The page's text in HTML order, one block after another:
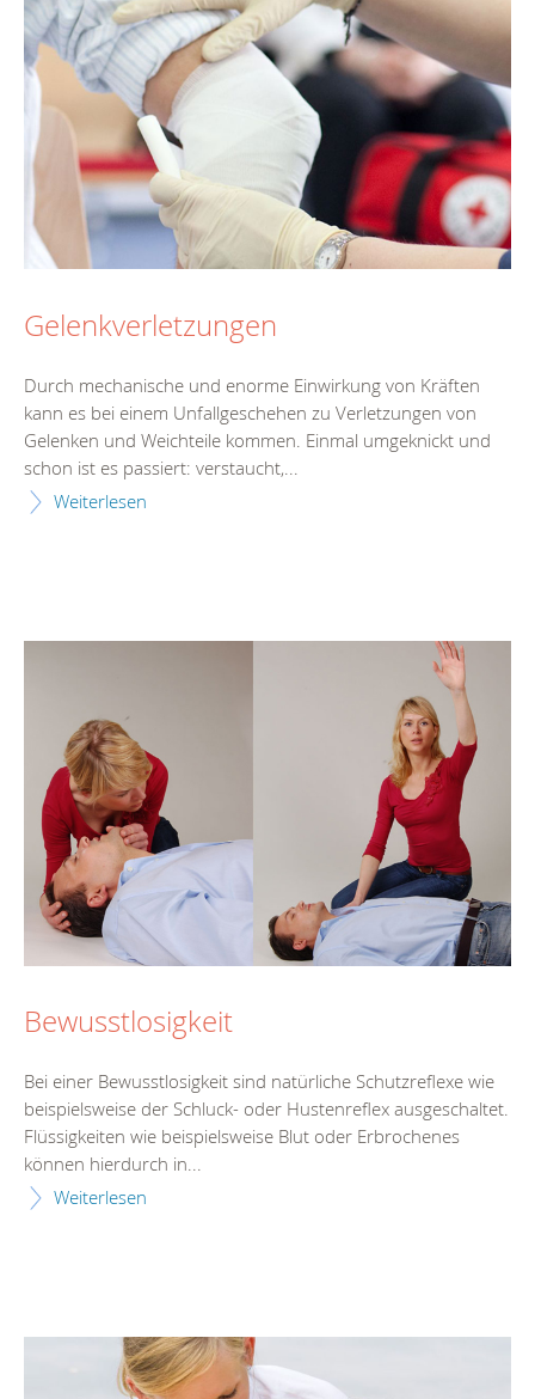
Gelenkverletzungen
Durch mechanische und enorme Einwirkung von Kräften
kann es bei einem Unfallgeschehen zu Verletzungen von
Gelenken und Weichteile kommen. Einmal umgeknickt und
schon ist es passiert: verstaucht,...
Weiterlesen
Bewusstlosigkeit
Bei einer Bewusstlosigkeit sind natürliche Schutzreflexe wie
beispielsweise der Schluck- oder Hustenreflex ausgeschaltet.
Flüssigkeiten wie beispielsweise Blut oder Erbrochenes
können hierdurch in...
Weiterlesen